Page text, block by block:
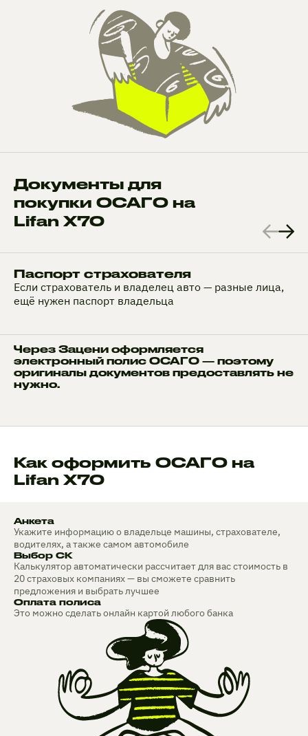
Документы для
покупки ОСАГО на
Lifan X70
Паспорт страхователя
Если страхователь и владелец авто — разные лица,
ещё нужен паспорт владельца
Через Зацени оформляется
электронный полис ОСАГО — поэтому
оригиналы документов предоставлять не
нужно.
Как оформить ОСАГО на
Lifan X70
Анкета
Укажите информацию о владельце машины, страхователе,
водителях, а также самом автомобиле
Выбор СК
Калькулятор автоматически рассчитает для вас стоимость в
20 страховых компаниях — вы сможете сравнить
предложения и выбрать лучшее
Оплата полиса
Это можно сделать онлайн картой любого банка